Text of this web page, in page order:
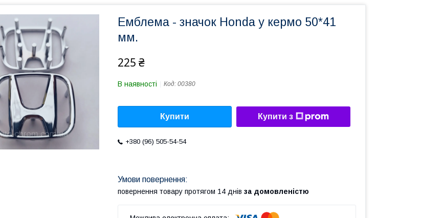
Емблема - значок Honda у кермо 50*41
мм.
225 ₴
В наявності Код: 00380
Купити Купити з
+380 (96) 505-54-54
повернення товару протягом 14 днів за домовленістю